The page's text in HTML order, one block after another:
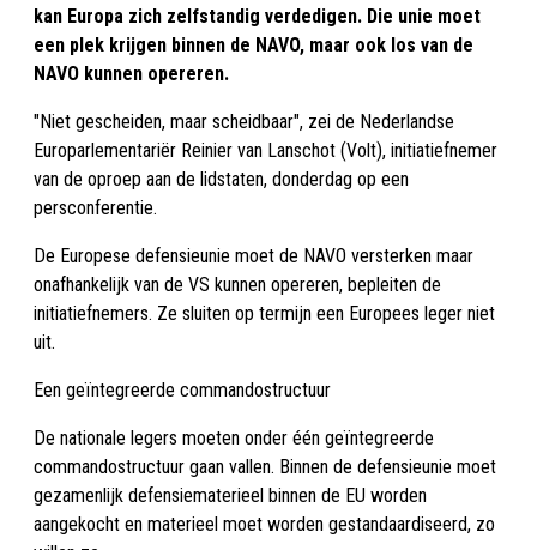
kan Europa zich zelfstandig verdedigen. Die unie moet
een plek krijgen binnen de NAVO, maar ook los van de
NAVO kunnen opereren.
"Niet gescheiden, maar scheidbaar", zei de Nederlandse
Europarlementariër Reinier van Lanschot (Volt), initiatiefnemer
van de oproep aan de lidstaten, donderdag op een
persconferentie.
De Europese defensieunie moet de NAVO versterken maar
onafhankelijk van de VS kunnen opereren, bepleiten de
initiatiefnemers. Ze sluiten op termijn een Europees leger niet
uit.
Een geïntegreerde commandostructuur
De nationale legers moeten onder één geïntegreerde
commandostructuur gaan vallen. Binnen de defensieunie moet
gezamenlijk defensiematerieel binnen de EU worden
aangekocht en materieel moet worden gestandaardiseerd, zo